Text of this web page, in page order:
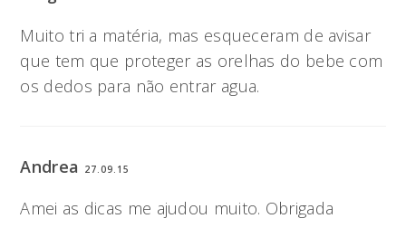
Muito tri a matéria, mas esqueceram de avisar
que tem que proteger as orelhas do bebe com
os dedos para não entrar agua.
Andrea 27.09.15
Amei as dicas me ajudou muito. Obrigada